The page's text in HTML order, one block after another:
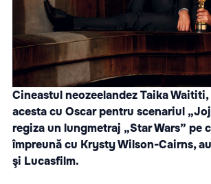
Cineastul neozeelandez Taika
acesta cu Oscar pentru scenariul
regiza un lungmetraj „Star Wars” pe
împreună cu Krysty Wilson-Cairns,
şi Lucasfilm.